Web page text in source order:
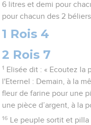
6 litres et demi pour
pour chacun des 2 béliers
1 Rois 4
2 Rois 7
1 Elisée dit : « Ecoutez la
l'Eternel : Demain, à la
fleur de farine pour une
une pièce d’argent, à la
16
Le peuple sortit et